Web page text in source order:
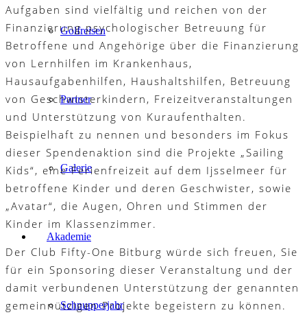
Golfreisen
Partner
Galerie
Akademie
Schnupperjahr
Aufgaben sind vielfältig und reichen von der
Finanzierung psychologischer Betreuung für
Betroffene und Angehörige über die Finanzierung
von Lernhilfen im Krankenhaus,
Hausaufgabenhilfen, Haushaltshilfen, Betreuung
von Geschwisterkindern, Freizeitveranstaltungen
und Unterstützung von Kuraufenthalten.
Beispielhaft zu nennen und besonders im Fokus
dieser Spendenaktion sind die Projekte „Sailing
Kids“, eine Ferienfreizeit auf dem Ijsselmeer für
betroffene Kinder und deren Geschwister, sowie
„Avatar“, die Augen, Ohren und Stimmen der
Kinder im Klassenzimmer.
Der Club Fifty-One Bitburg würde sich freuen, Sie
für ein Sponsoring dieser Veranstaltung und der
damit verbundenen Unterstützung der genannten
gemeinnützigen Projekte begeistern zu können.